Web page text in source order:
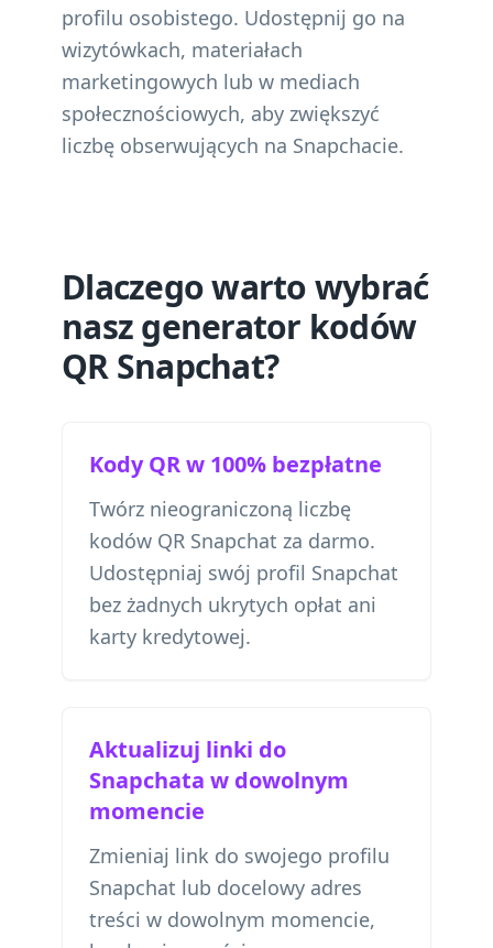
profilu osobistego. Udostępnij go na
wizytówkach, materiałach
marketingowych lub w mediach
społecznościowych, aby zwiększyć
liczbę obserwujących na Snapchacie.
Dlaczego warto wybrać
nasz generator kodów
QR Snapchat?
Kody QR w 100% bezpłatne
Twórz nieograniczoną liczbę
kodów QR Snapchat za darmo.
Udostępniaj swój profil Snapchat
bez żadnych ukrytych opłat ani
karty kredytowej.
Aktualizuj linki do
Snapchata w dowolnym
momencie
Zmieniaj link do swojego profilu
Snapchat lub docelowy adres
treści w dowolnym momencie,